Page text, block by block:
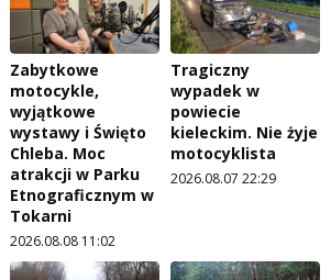
Zabytkowe
motocykle,
wyjątkowe
wystawy i Święto
Chleba. Moc
atrakcji w Parku
Etnograficznym w
Tokarni
2026.08.08 11:02
Tragiczny
wypadek w
powiecie
kieleckim. Nie żyje
motocyklista
2026.08.07 22:29